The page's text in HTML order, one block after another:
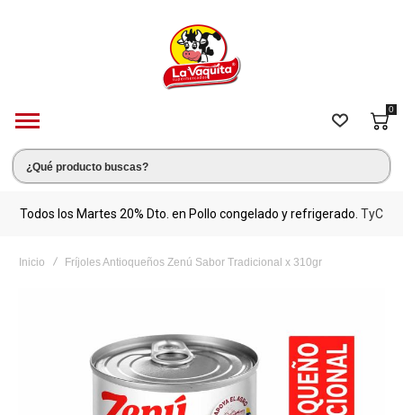
0
Todos los Martes 20% Dto. en Pollo congelado y refrigerado. TyC
Inicio Fríjoles Antioqueños Zenú Sabor Tradicional x 310gr